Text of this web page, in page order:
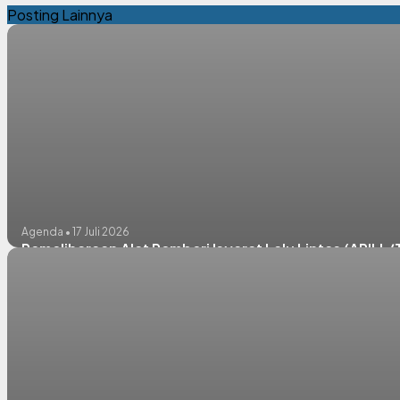
Posting Lainnya
Agenda • 17 Juli 2026
Pemeliharaan Alat Pemberi Isyarat Lalu Lintas